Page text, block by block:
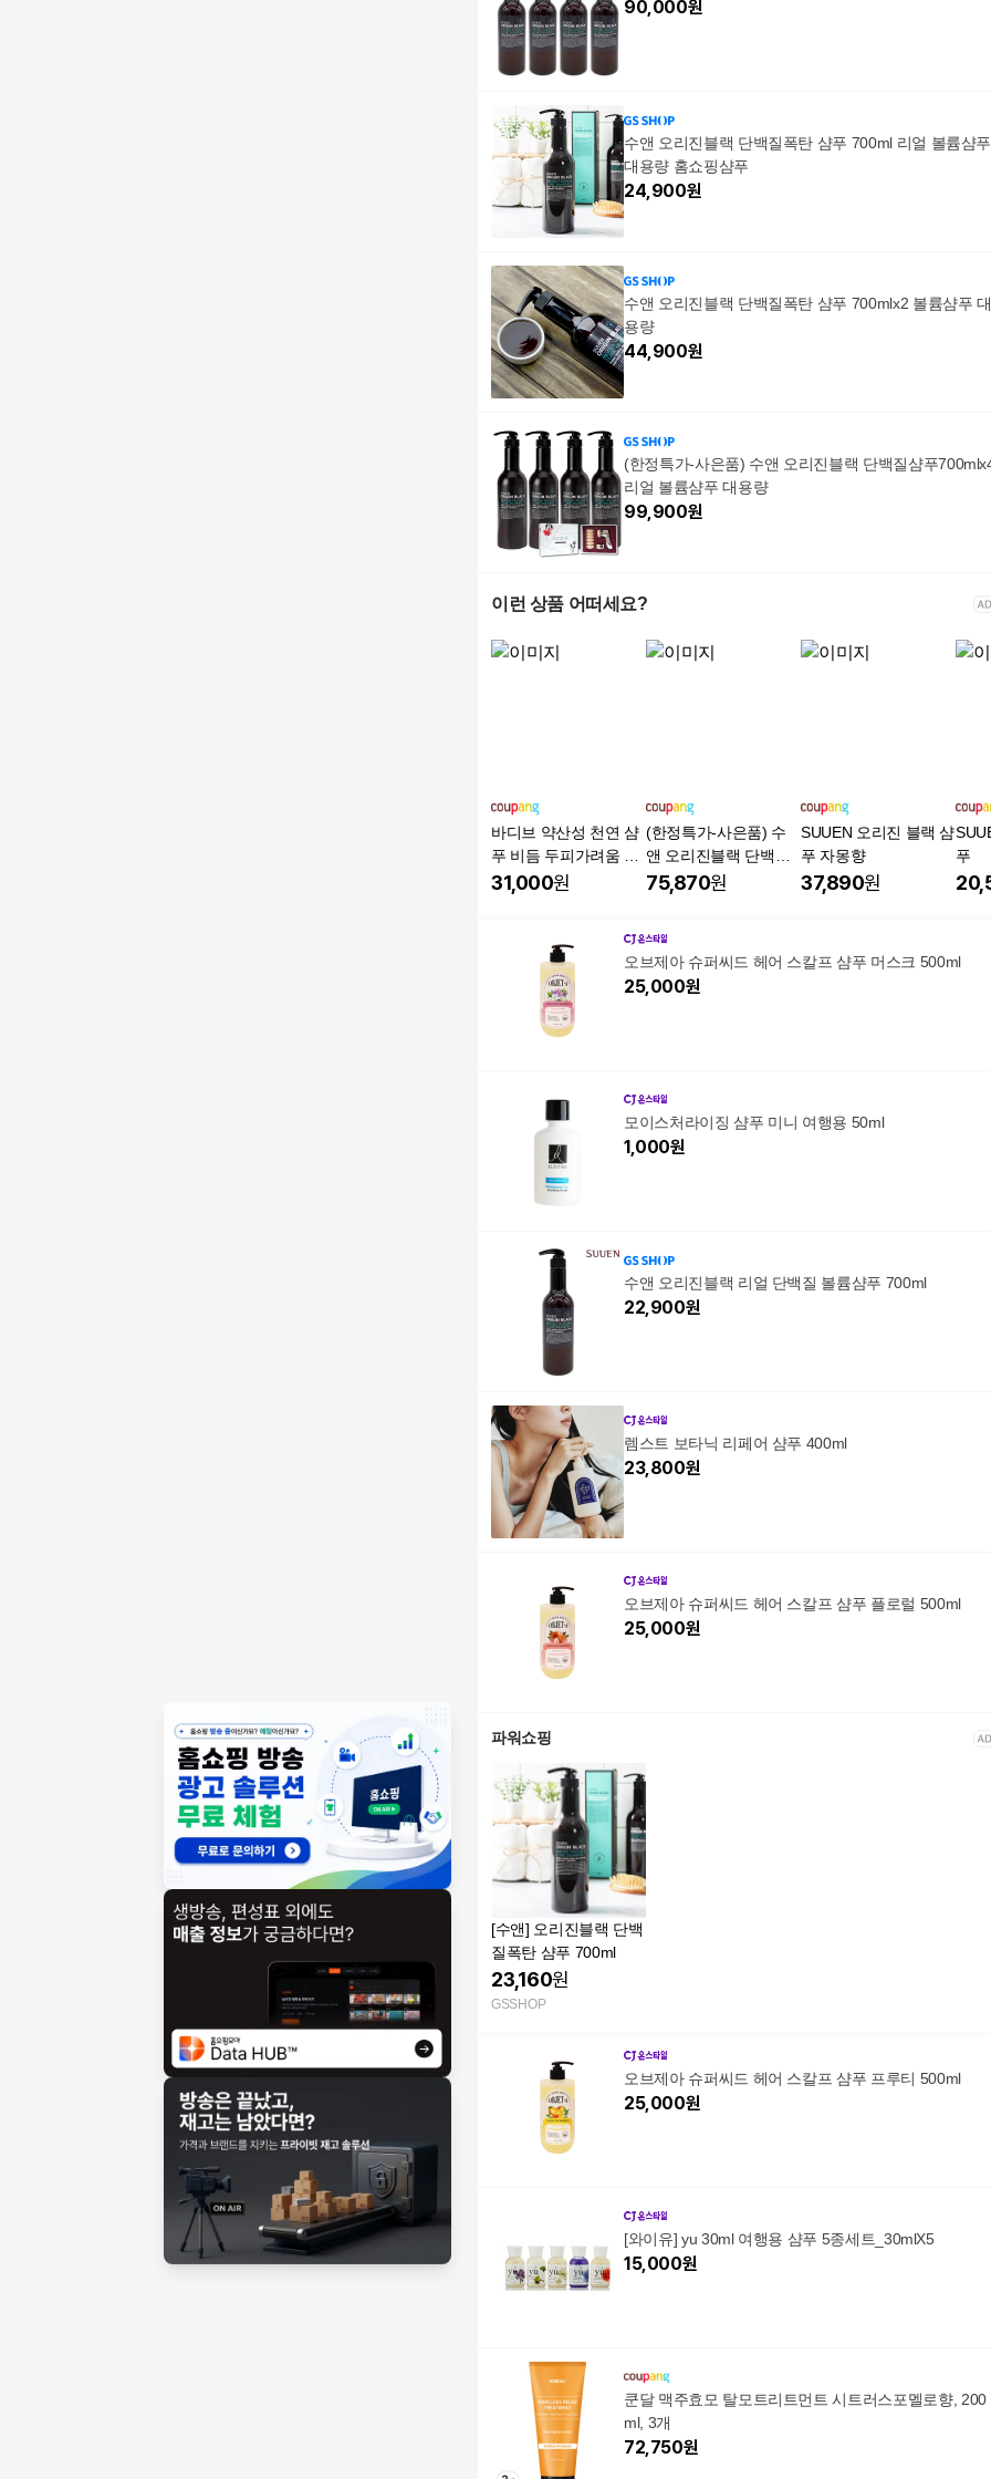
90,000원
수앤 오리진블랙 단백질폭탄 샴푸 700ml 리얼 볼륨샴푸
대용량 홈쇼핑샴푸
24,900원
수앤 오리진블랙 단백질폭탄 샴푸 700mlx2 볼륨샴푸 대
용량
44,900원
(한정특가-사은품) 수앤 오리진블랙 단백질샴푸
리얼 볼륨샴푸 대용량
99,900원
이런 상품 어떠세요?
바디브 약산성 천연 샴
푸 비듬 두피가려움 8
2%감소 온가족 청소년
31,000원
(한정특가-사은품) 수
앤 오리진블랙 단백질
샴푸700mlx4 리얼 볼
75,870원
SUUEN 오리진 블랙 샴
푸 자몽향
37,890원
푸
오브제아 슈퍼씨드 헤어 스칼프 샴푸 머스크 500ml
25,000원
모이스처라이징 샴푸 미니 여행용 50ml
1,000원
수앤 오리진블랙 리얼 단백질 볼륨샴푸 700ml
22,900원
렘스트 보타닉 리페어 샴푸 400ml
23,800원
오브제아 슈퍼씨드 헤어 스칼프 샴푸 플로럴 500ml
25,000원
파워쇼핑
[수앤] 오리진블랙 단백
질폭탄 샴푸 700ml
23,160원
GSSHOP
오브제아 슈퍼씨드 헤어 스칼프 샴푸 프루티 500ml
25,000원
[와이유] yu 30ml 여행용 샴푸 5종세트_30mlX5
15,000원
쿤달 맥주효모 탈모트리트먼트 시트러스포멜로향, 200
ml, 3개
72,750원